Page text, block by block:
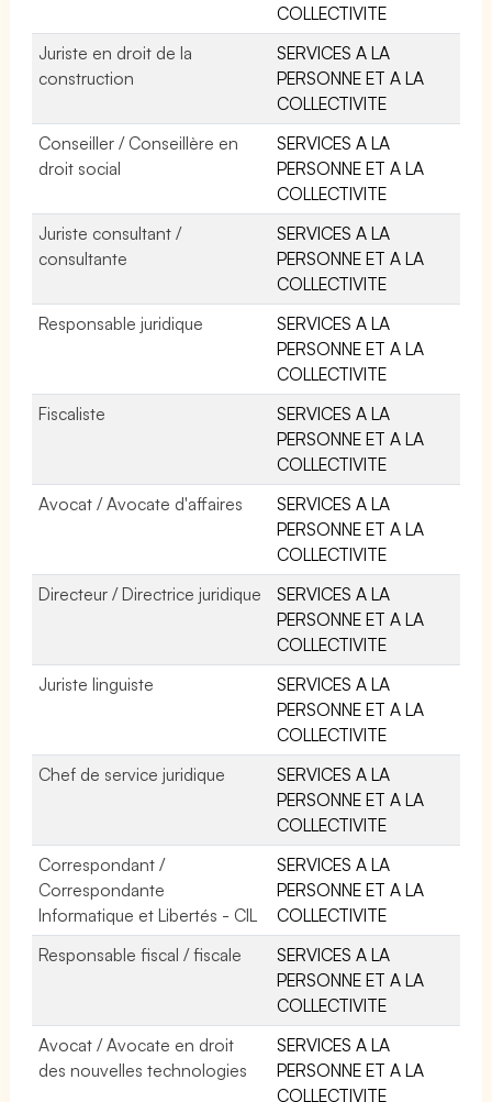
COLLECTIVITE
Juriste en droit de la
construction
SERVICES A LA
PERSONNE ET A LA
COLLECTIVITE
Conseiller / Conseillère en
droit social
SERVICES A LA
PERSONNE ET A LA
COLLECTIVITE
Juriste consultant /
consultante
SERVICES A LA
PERSONNE ET A LA
COLLECTIVITE
Responsable juridique
SERVICES A LA
PERSONNE ET A LA
COLLECTIVITE
Fiscaliste
SERVICES A LA
PERSONNE ET A LA
COLLECTIVITE
Avocat / Avocate d'affaires
SERVICES A LA
PERSONNE ET A LA
COLLECTIVITE
Directeur / Directrice juridique
SERVICES A LA
PERSONNE ET A LA
COLLECTIVITE
Juriste linguiste
SERVICES A LA
PERSONNE ET A LA
COLLECTIVITE
Chef de service juridique
SERVICES A LA
PERSONNE ET A LA
COLLECTIVITE
Correspondant /
Correspondante
Informatique et Libertés - CIL
SERVICES A LA
PERSONNE ET A LA
COLLECTIVITE
Responsable fiscal / fiscale
SERVICES A LA
PERSONNE ET A LA
COLLECTIVITE
Avocat / Avocate en droit
des nouvelles technologies
SERVICES A LA
PERSONNE ET A LA
COLLECTIVITE